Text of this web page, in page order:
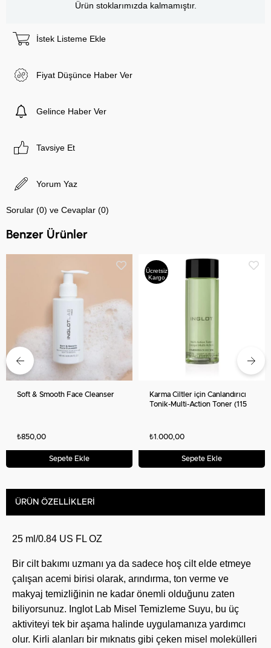
Ürün stoklarımızda kalmamıştır.
İstek Listeme Ekle
Fiyat Düşünce Haber Ver
Gelince Haber Ver
Tavsiye Et
Yorum Yaz
Sorular (0) ve Cevaplar (0)
Benzer Ürünler
Soft & Smooth Face Cleanser
₺850,00
Sepete Ekle
Ücretsiz
Kargo
Karma Ciltler için Canlandırıcı
Tonik-Multi-Action Toner (115
₺1.000,00
Sepete Ekle
ÜRÜN ÖZELLIKLERI
25 ml/0.84 US FL OZ
Bir cilt bakımı uzmanı ya da sadece hoş cilt elde etmeye
çalışan acemi birisi olarak, arındırma, ton verme ve
makyaj temizliğinin ne kadar önemli olduğunu zaten
biliyorsunuz. Inglot Lab Misel Temizleme Suyu, bu üç
aktiviteyi tek bir aşama halinde uygulamanıza yardımcı
olur. Kirli alanları bir mıknatıs gibi çeken misel molekülleri